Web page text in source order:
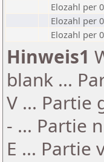
Elozahl per
Elozahl per
Elozahl per
Hinweis1
blank ...
V ... Partie
- ... Partie
E ... Partie